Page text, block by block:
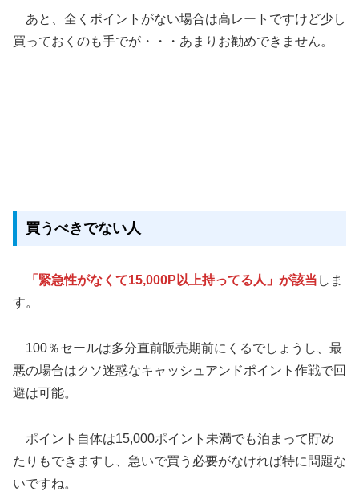
あと、全くポイントがない場合は高レートですけど少し
買っておくのも手でが・・・あまりお勧めできません。
買うべきでない人
「緊急性がなくて15,000P以上持ってる人」が該当 しま
す。
100％セールは多分直前販売期前にくるでしょうし、最
悪の場合はクソ迷惑なキャッシュアンドポイント作戦で回
避は可能。
ポイント自体は15,000ポイント未満でも泊まって貯め
たりもできますし、急いで買う必要がなければ特に問題な
いですね。